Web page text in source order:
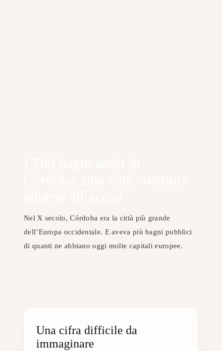
Nel X secolo, Córdoba era la città più grande
dell’Europa occidentale. E aveva più bagni pubblici
di quanti ne abbiano oggi molte capitali europee.
Una cifra difficile da
immaginare